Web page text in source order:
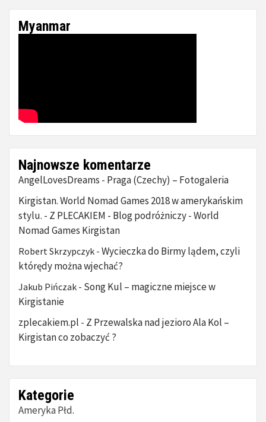
Myanmar
Najnowsze komentarze
AngelLovesDreams - Praga (Czechy) – Fotogaleria
Kirgistan. World Nomad Games 2018 w amerykańskim
stylu. - Z PLECAKIEM - Blog podróżniczy - World
Nomad Games Kirgistan
Robert Skrzypczyk - Wycieczka do Birmy lądem, czyli
którędy można wjechać?
Jakub Pińczak - Song Kul – magiczne miejsce w
Kirgistanie
zplecakiem.pl - Z Przewalska nad jezioro Ala Kol –
Kirgistan co zobaczyć ?
Kategorie
Ameryka Płd.